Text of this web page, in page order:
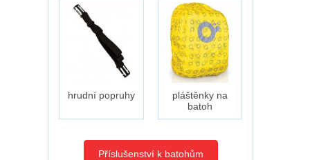
hrudní popruhy
pláštěnky na
batoh
Příslušenství k batohům